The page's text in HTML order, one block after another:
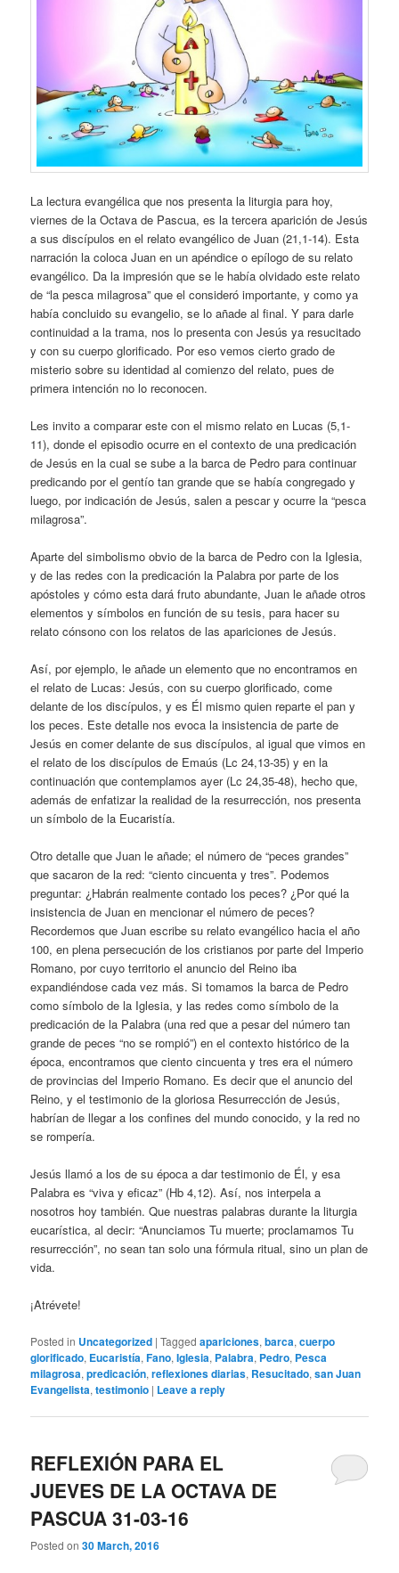
La lectura evangélica que nos presenta la liturgia para hoy,
viernes de la Octava de Pascua, es la tercera aparición de Jesús
a sus discípulos en el relato evangélico de Juan (21,1-14). Esta
narración la coloca Juan en un apéndice o epílogo de su relato
evangélico. Da la impresión que se le había olvidado este relato
de “la pesca milagrosa” que el consideró importante, y como ya
había concluido su evangelio, se lo añade al final. Y para darle
continuidad a la trama, nos lo presenta con Jesús ya resucitado
y con su cuerpo glorificado. Por eso vemos cierto grado de
misterio sobre su identidad al comienzo del relato, pues de
primera intención no lo reconocen.
Les invito a comparar este con el mismo relato en Lucas (5,1-
11), donde el episodio ocurre en el contexto de una predicación
de Jesús en la cual se sube a la barca de Pedro para continuar
predicando por el gentío tan grande que se había congregado y
luego, por indicación de Jesús, salen a pescar y ocurre la “pesca
milagrosa”.
Aparte del simbolismo obvio de la barca de Pedro con la Iglesia,
y de las redes con la predicación la Palabra por parte de los
apóstoles y cómo esta dará fruto abundante, Juan le añade otros
elementos y símbolos en función de su tesis, para hacer su
relato cónsono con los relatos de las apariciones de Jesús.
Así, por ejemplo, le añade un elemento que no encontramos en
el relato de Lucas: Jesús, con su cuerpo glorificado, come
delante de los discípulos, y es Él mismo quien reparte el pan y
los peces. Este detalle nos evoca la insistencia de parte de
Jesús en comer delante de sus discípulos, al igual que vimos en
el relato de los discípulos de Emaús (Lc 24,13-35) y en la
continuación que contemplamos ayer (Lc 24,35-48), hecho que,
además de enfatizar la realidad de la resurrección, nos presenta
un símbolo de la Eucaristía.
Otro detalle que Juan le añade; el número de “peces grandes”
que sacaron de la red: “ciento cincuenta y tres”. Podemos
preguntar: ¿Habrán realmente contado los peces? ¿Por qué la
insistencia de Juan en mencionar el número de peces?
Recordemos que Juan escribe su relato evangélico hacia el año
100, en plena persecución de los cristianos por parte del Imperio
Romano, por cuyo territorio el anuncio del Reino iba
expandiéndose cada vez más. Si tomamos la barca de Pedro
como símbolo de la Iglesia, y las redes como símbolo de la
predicación de la Palabra (una red que a pesar del número tan
grande de peces “no se rompió”) en el contexto histórico de la
época, encontramos que ciento cincuenta y tres era el número
de provincias del Imperio Romano. Es decir que el anuncio del
Reino, y el testimonio de la gloriosa Resurrección de Jesús,
habrían de llegar a los confines del mundo conocido, y la red no
se rompería.
Jesús llamó a los de su época a dar testimonio de Él, y esa
Palabra es “viva y eficaz” (Hb 4,12). Así, nos interpela a
nosotros hoy también. Que nuestras palabras durante la liturgia
eucarística, al decir: “Anunciamos Tu muerte; proclamamos Tu
resurrección”, no sean tan solo una fórmula ritual, sino un plan de
vida.
¡Atrévete!
Posted in Uncategorized |Tagged apariciones,barca,cuerpo
glorificado, Eucaristía,Fano,Iglesia, Palabra, Pedro, Pesca
milagrosa,predicación,reflexiones diarias, Resucitado,san Juan
Evangelista,testimonio | Leave a reply
REFLEXIÓN PARA EL
JUEVES DE LA OCTAVA DE
PASCUA 31-03-16
Posted on30 March, 2016